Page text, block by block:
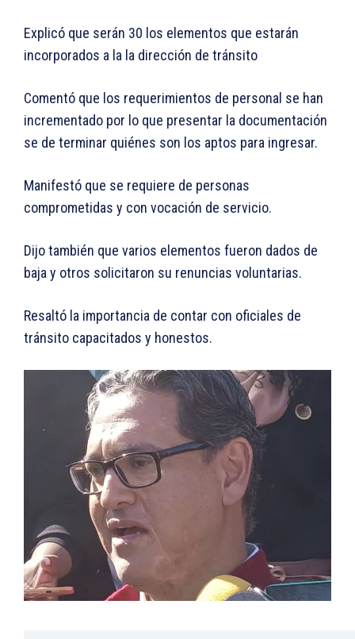
Explicó que serán 30 los elementos que estarán
incorporados a la la dirección de tránsito
Comentó que los requerimientos de personal se han
incrementado por lo que presentar la documentación
se de terminar quiénes son los aptos para ingresar.
Manifestó que se requiere de personas
comprometidas y con vocación de servicio.
Dijo también que varios elementos fueron dados de
baja y otros solicitaron su renuncias voluntarias.
Resaltó la importancia de contar con oficiales de
tránsito capacitados y honestos.